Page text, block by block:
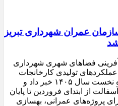
عمران شهرداری تبریز
فضاهای شهری شهرداری
تولیدی کارخانجات
آسفالت این سازمان در چهار ماه نخست سال ۱۴۰۵ خبر داد و
تولید ۹۵ هزار و ۹۱۸ تن آسفالت از ابتدای فروردین تا پایان
پروژه‌های عمرانی، بهسازی